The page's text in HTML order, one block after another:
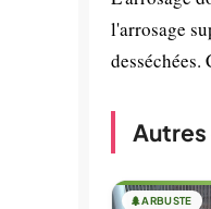
l'arrosage
Autres
🌲ARBUSTE